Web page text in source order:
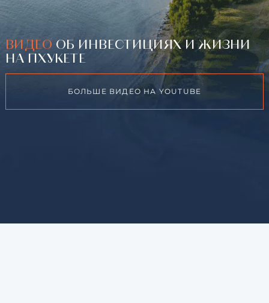
ВИДЕО ОБ ИНВЕСТИЦИЯХ И ЖИЗНИ
НА ПХУКЕТЕ
БОЛЬШЕ ВИДЕО НА YOUTUBE